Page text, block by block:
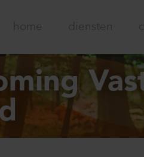
home diensten